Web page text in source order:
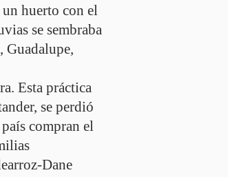
huerto con el
se sembraba
Guadalupe,
Esta práctica
se perdió
compran el
Dane